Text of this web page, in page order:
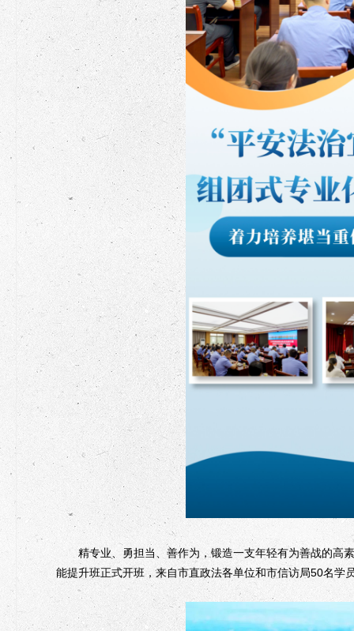
精专业、勇担当、善作为，锻造一支年轻有为善战的高素
能提升班正式开班，来自市直政法各单位和市信访局50名学